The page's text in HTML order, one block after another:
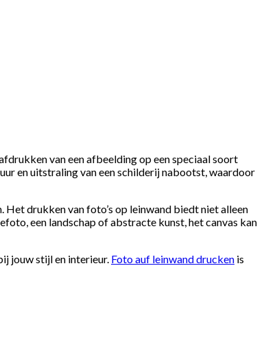
van een afbeelding op een speciaal soort
en uitstraling van een schilderij nabootst, waardoor
drukken van foto’s op leinwand biedt niet alleen
een landschap of abstracte kunst, het canvas kan
jouw stijl en interieur. Foto auf leinwand drucken is